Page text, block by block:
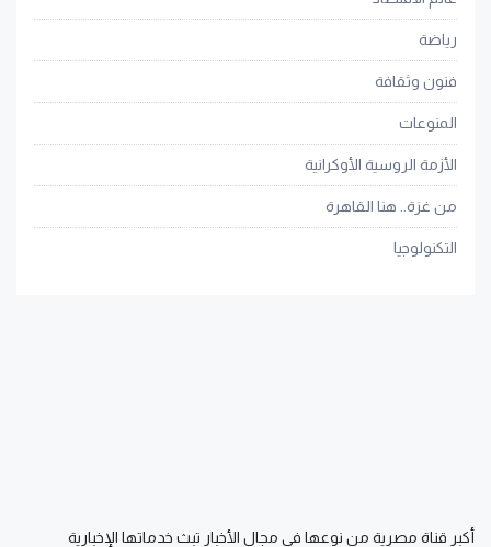
رياضة
فنون وثقافة
المنوعات
الأزمة الروسية الأوكرانية
من غزة.. هنا القاهرة
التكنولوجيا
أكبر قناة مصرية من نوعها في مجال الأخبار تبث خدماتها الإخبارية